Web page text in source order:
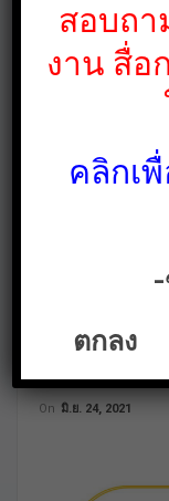
รวมใ
ประวั
On มิ.ย. 24, 2021
สอบถา
งาน สื่อ
คลิกเ
ตกลง